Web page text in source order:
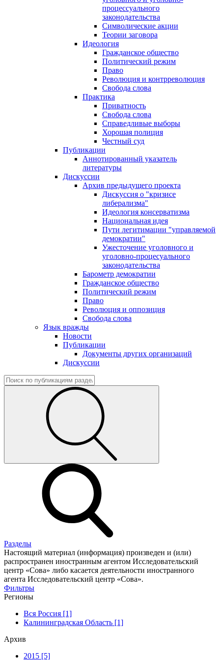
процессуального
законодательства
Символические акции
Теории заговора
Идеология
Гражданское общество
Политический режим
Право
Революция и контрреволюция
Свобода слова
Практика
Приватность
Свобода слова
Справедливые выборы
Хорошая полиция
Честный суд
Публикации
Аннотированный указатель
литературы
Дискуссии
Архив предыдущего проекта
Дискуссия о "кризисе
либерализма"
Идеология консерватизма
Национальная идея
Пути легитимации "управляемой
демократии"
Ужесточение уголовного и
уголовно-процесуального
законодательства
Барометр демократии
Гражданское общество
Политический режим
Право
Революция и оппозиция
Свобода слова
Язык вражды
Новости
Публикации
Документы других организаций
Дискуссии
Разделы
Настоящий материал (информация) произведен и (или)
распространен иностранным агентом Исследовательский
центр «Сова» либо касается деятельности иностранного
агента Исследовательский центр «Сова».
Фильтры
Регионы
Вся Россия [1]
Калининградская Область [1]
Архив
2015 [5]